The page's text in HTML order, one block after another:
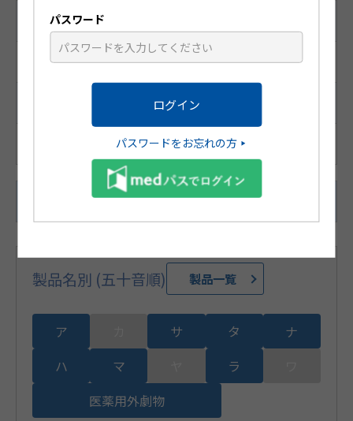
HP3141T
統一商品コード
188-49372-4
350枚（1枚/1袋×350袋）
製品名別 (五十音順) 製品一覧
ア サ タ
ナ
ハ
マ ラ
医薬用外劇物
パスワード
パスワードをお忘れの方